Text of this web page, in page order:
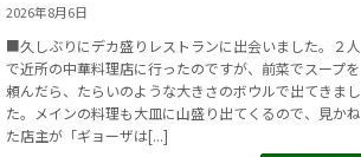
2026年8月6日
■久しぶりにデカ盛りレストランに出会いました。２人
で近所の中華料理店に行ったのですが、前菜でスープを
頼んだら、たらいのような大きさのボウルで出てきまし
た。メインの料理も大皿に山盛り出てくるので、見かね
た店主が「ギョーザは[...]